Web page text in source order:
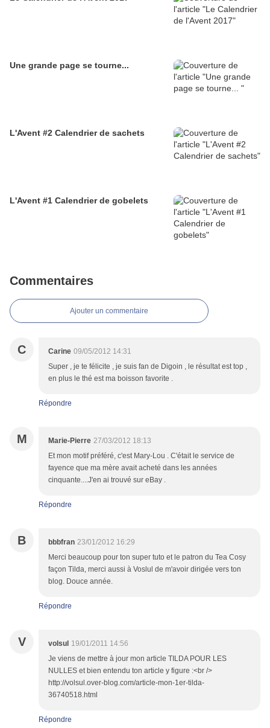
Une grande page se tourne...
L'Avent #2 Calendrier de sachets
L'Avent #1 Calendrier de gobelets
Commentaires
Ajouter un commentaire
C Carine 09/05/2012 14:31
Super , je te félicite , je suis fan de Digoin , le résultat est top ,
en plus le thé est ma boisson favorite .
Répondre
M Marie-Pierre 27/03/2012 18:13
Et mon motif préféré, c'est Mary-Lou . C'était le service de
fayence que ma mère avait acheté dans les années
cinquante....J'en ai trouvé sur eBay .
Répondre
B bbbfran 23/01/2012 16:29
Merci beaucoup pour ton super tuto et le patron du Tea Cosy
façon Tilda, merci aussi à Voslul de m'avoir dirigée vers ton
blog. Douce année.
Répondre
V volsul 19/01/2011 14:56
Je viens de mettre à jour mon article TILDA POUR LES
NULLES et bien entendu ton article y figure :<br />
http://volsul.over-blog.com/article-mon-1er-tilda-
36740518.html
Répondre